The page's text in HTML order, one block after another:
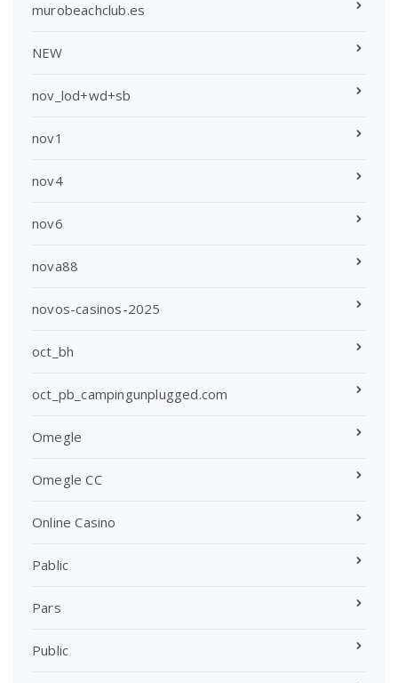
murobeachclub.es
NEW
nov_lod+wd+sb
nov1
nov4
nov6
nova88
novos-casinos-2025
oct_bh
oct_pb_campingunplugged.com
Omegle
Omegle CC
Online Casino
Pablic
Pars
Public